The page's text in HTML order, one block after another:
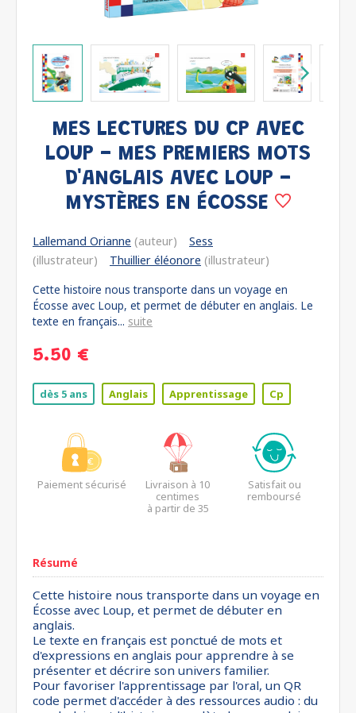
MES LECTURES DU CP AVEC
LOUP - MES PREMIERS MOTS
D'ANGLAIS AVEC LOUP -
MYSTÈRES EN ÉCOSSE
Lallemand Orianne (auteur)
Sess
(illustrateur)
Thuillier éléonore (illustrateur)
Cette histoire nous transporte dans un voyage en
Écosse avec Loup, et permet de débuter en anglais. Le
texte en français... suite
5.50 €
dès 5 ans Anglais Apprentissage Cp
Paiement sécurisé
Livraison à 10
centimes
à partir de 35
Satisfait ou
remboursé
Résumé
Cette histoire nous transporte dans un voyage en
Écosse avec Loup, et permet de débuter en
anglais.
Le texte en français est ponctué de mots et
d'expressions en anglais pour apprendre à se
présenter et décrire son univers familier.
Pour favoriser l'apprentissage par l'oral, un QR
code permet d'accéder à des ressources audio : du